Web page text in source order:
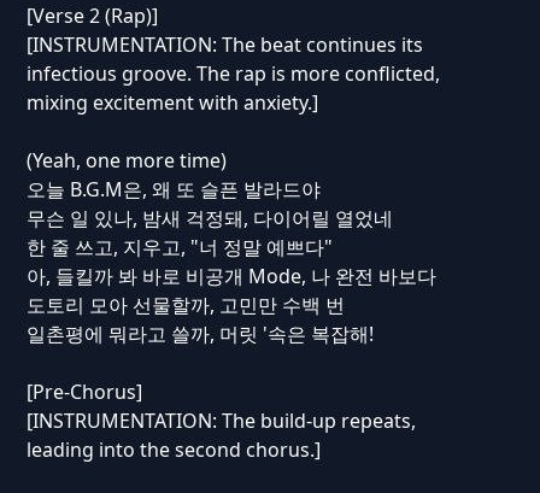
[Verse 2 (Rap)]
[INSTRUMENTATION: The beat continues its
infectious groove. The rap is more conflicted,
mixing excitement with anxiety.]
(Yeah, one more time)
오늘 B.G.M은, 왜 또 슬픈 발라드야
무슨 일 있나, 밤새 걱정돼, 다이어릴 열었네
한 줄 쓰고, 지우고, "너 정말 예쁘다"
아, 들킬까 봐 바로 비공개 Mode, 나 완전 바보다
도토리 모아 선물할까, 고민만 수백 번
일촌평에 뭐라고 쓸까, 머릿 '속은 복잡해!
[Pre-Chorus]
[INSTRUMENTATION: The build-up repeats,
leading into the second chorus.]